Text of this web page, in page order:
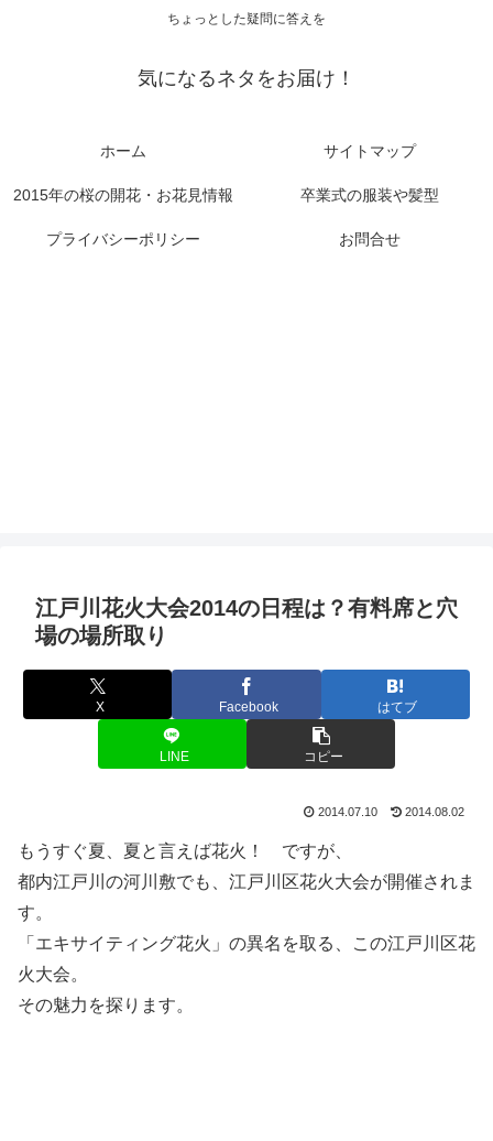
ちょっとした疑問に答えを
気になるネタをお届け！
ホーム サイトマップ
2015年の桜の開花・お花見情報 卒業式の服装や髪型
プライバシーポリシー お問合せ
江戸川花火大会2014の日程は？有料席と穴
場の場所取り
X Facebook はてブ
LINE コピー
2014.07.10 2014.08.02
もうすぐ夏、夏と言えば花火！ ですが、
都内江戸川の河川敷でも、江戸川区花火大会が開催されま
す。
「エキサイティング花火」の異名を取る、この江戸川区花
火大会。
その魅力を探ります。